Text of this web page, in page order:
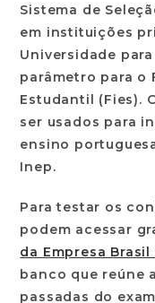
Sistema de
em instituições
Universidade
parâmetro para o
Estudantil (Fies).
ser usados para
ensino
Inep.
Para testar os
podem acessar
da Empresa
banco que reúne
passadas do